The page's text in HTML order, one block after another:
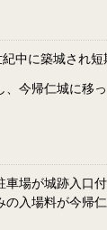
中に築城され短
今帰仁城に移っ
場が城跡入
入場料が今